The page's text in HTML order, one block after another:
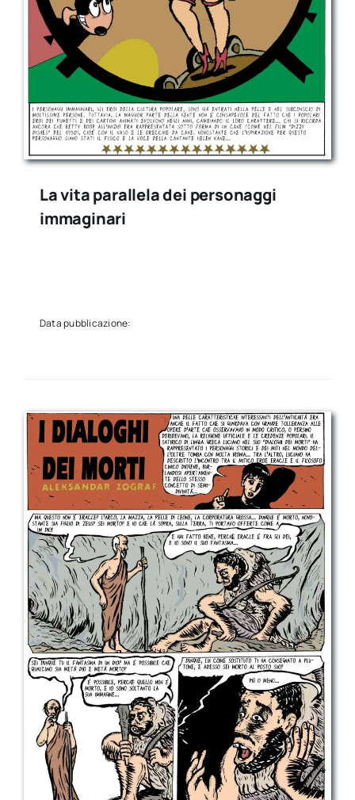
La vita parallela dei personaggi
immaginari
Data pubblicazione: